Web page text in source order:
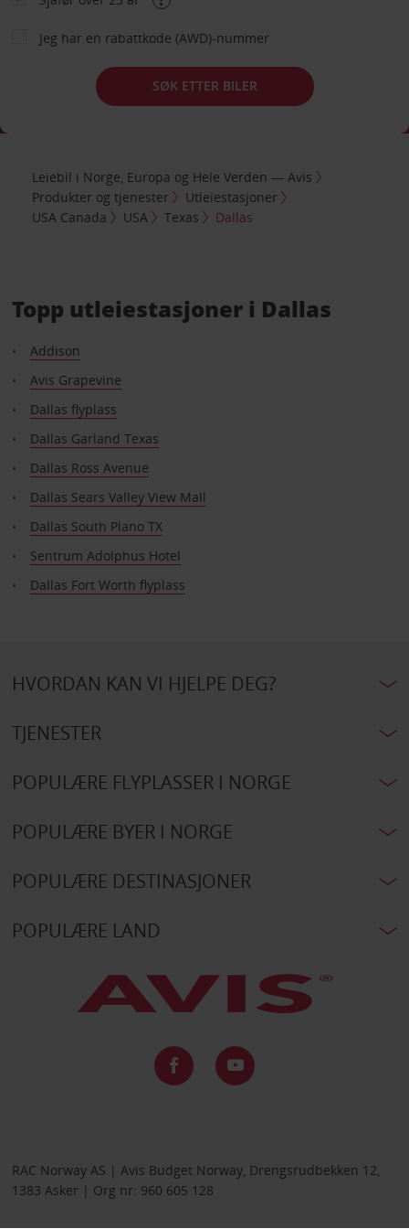
Jeg har en rabattkode (AWD)-nummer
SØK ETTER BILER
Leiebil i Norge, Europa og Hele Verden — Avis
Produkter og tjenester
Utleiestasjoner
USA Canada
USA Texas Dallas
Topp utleiestasjoner i Dallas
Addison
Avis Grapevine
Dallas flyplass
Dallas Garland Texas
Dallas Ross Avenue
Dallas Sears Valley View Mall
Dallas South Plano TX
Sentrum Adolphus Hotel
Dallas Fort Worth flyplass
HVORDAN KAN VI HJELPE DEG?
TJENESTER
POPULÆRE FLYPLASSER I NORGE
POPULÆRE BYER I NORGE
POPULÆRE DESTINASJONER
POPULÆRE LAND
RAC Norway AS | Avis Budget Norway, Drengsrudbekken 12,
1383 Asker | Org nr: 960 605 128